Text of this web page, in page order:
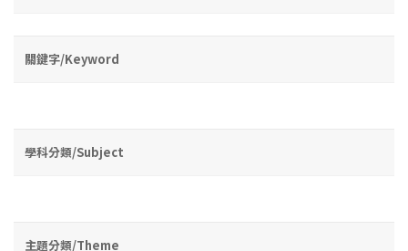
關鍵字/Keyword
學科分類/Subject
主題分類/Theme